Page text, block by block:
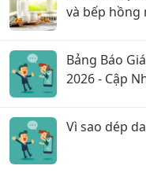
và bếp hồng
Bảng Báo
2026 - Cập
Vì sao dép